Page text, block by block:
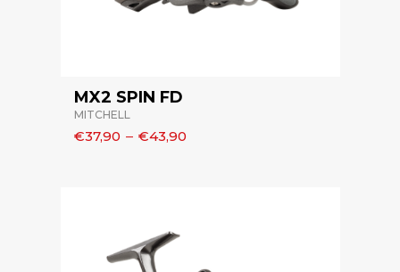
MX2 SPIN FD
MITCHELL
€37,90 – €43,90